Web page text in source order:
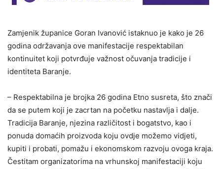
Zamjenik županice Goran Ivanović istaknuo je kako je 26
godina održavanja ove manifestacije respektabilan
kontinuitet koji potvrđuje važnost očuvanja tradicije i
identiteta Baranje.
– Respektabilna je brojka 26 godina Etno susreta, što znači
da se putem koji je zacrtan na početku nastavlja i dalje.
Tradicija Baranje, njezina različitost i bogatstvo, kao i
ponuda domaćih proizvoda koju ovdje možemo vidjeti,
kupiti i probati, pomažu i ekonomskom razvoju ovoga kraja.
Čestitam organizatorima na vrhunskoj manifestaciji koju